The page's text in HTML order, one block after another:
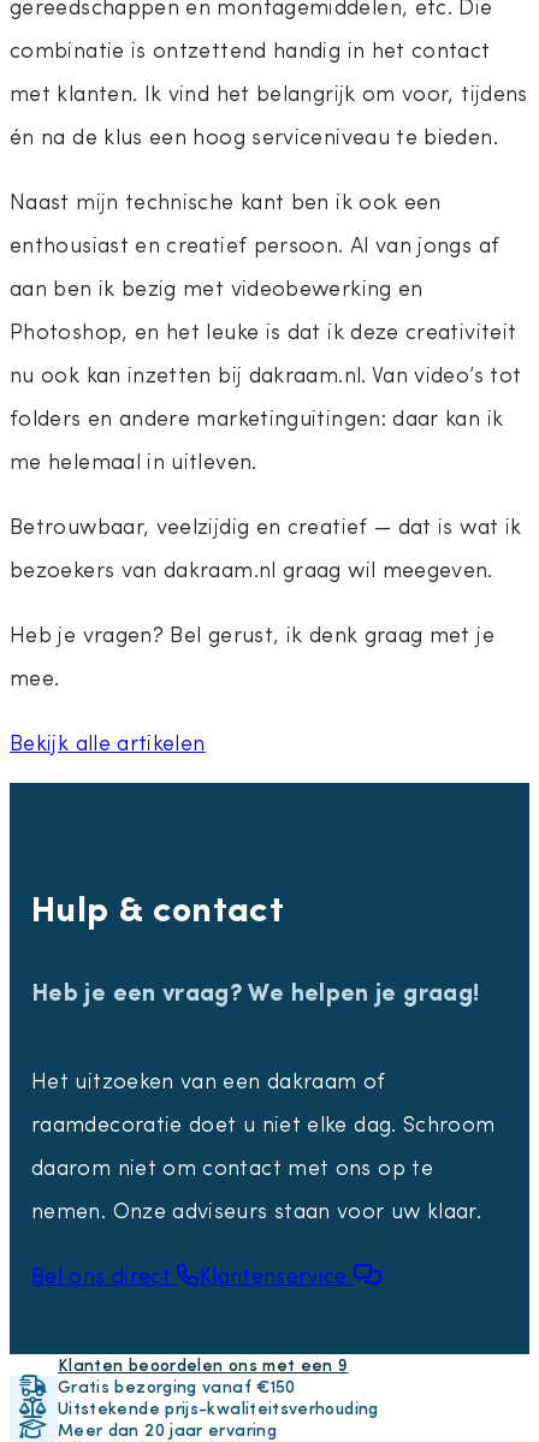
combinatie is ontzettend handig in het contact
met klanten. Ik vind het belangrijk om voor, tijdens
én na de klus een hoog serviceniveau te bieden.
Naast mijn technische kant ben ik ook een
enthousiast en creatief persoon. Al van jongs af
aan ben ik bezig met videobewerking en
Photoshop, en het leuke is dat ik deze creativiteit
nu ook kan inzetten bij dakraam.nl. Van video’s tot
folders en andere marketinguitingen: daar kan ik
me helemaal in uitleven.
Betrouwbaar, veelzijdig en creatief — dat is wat ik
bezoekers van dakraam.nl graag wil meegeven.
Heb je vragen? Bel gerust, ik denk graag met je
mee.
Bekijk alle artikelen
Hulp & contact
Heb je een vraag? We helpen je graag!
Het uitzoeken van een dakraam of
raamdecoratie doet u niet elke dag. Schroom
daarom niet om contact met ons op te
nemen. Onze adviseurs staan voor uw klaar.
Bel ons direct Klantenservice
Klanten beoordelen ons met een 9
Gratis bezorging vanaf €150
Uitstekende prijs-kwaliteitsverhouding
Meer dan 20 jaar ervaring